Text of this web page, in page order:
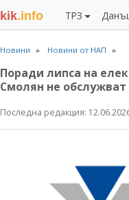
kik.info ТРЗ
Новини Новини от НАП
Поради липса на
Смолян не
Последна редакция: